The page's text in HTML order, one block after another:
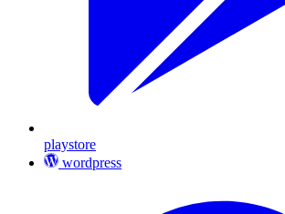
playstore
wordpress